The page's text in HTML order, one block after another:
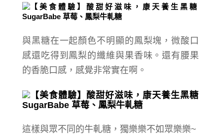
與黑糖在一起顏色不明顯的鳳梨塊，微酸口
感還吃得到鳳梨的纖維與果香味。還有腰果
的香脆口感，感覺非常實在啊。
這樣與眾不同的牛軋糖，獨樂樂不如眾樂樂~